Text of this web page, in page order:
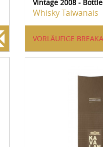
Vintage 2008 -
Whisky Taiwanais
VORLÄUFIGE